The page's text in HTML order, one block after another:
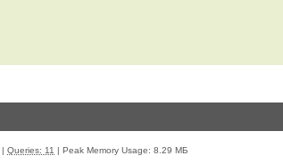
| Queries: 11 | Peak Memory Usage: 8.29 МБ